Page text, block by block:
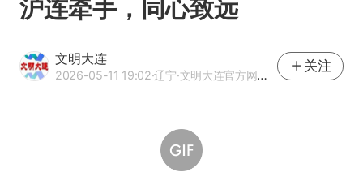
沪连牵手，同心致远
文明大连
2026-05-11 19:02·辽宁·文明大连官方网易号
关注